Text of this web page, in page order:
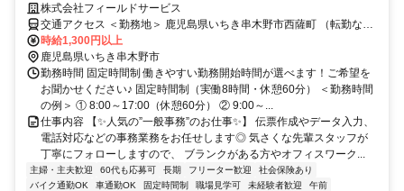
一般事務のお仕事★未経験・ブランクがある方も丁寧なフォローで安心
です！
株式会社フィールドサービス
交通アクセス ＜勤務地＞ 鹿児島県いちき串木野市西薩町 （転勤な
し！地元で長く落ち着いて働けます） ＜交通アクセス＞ ■JR鹿児島
本線「串木野駅」より車で約8～10分 ■JR鹿児島本線「市来駅」より
車で約10～12分 ★マイカー・バイク・自転車通勤OK（駐車場完備）
薩摩川内市エリア（川内駅から車で約25分） 日置市エリア（伊集院
駅から車で約25分）からも通勤しやすく、 無理なくマイカー通勤で
きる好立地！
時給1,300円以上
鹿児島県いちき串木野市
勤務時間 固定時間制 働きやすい勤務開始時間が選べます！ご希望を
お聞かせください♪ 固定時間制（実働8時間・休憩60分） ＜勤務時間
の例＞ ① 8:00～17:00（休憩60分） ② 9:00～...
仕事内容 【✨️人気の”一般事務”のお仕事✨️】 伝票作成やデータ入力、
電話対応などの事務業務をお任せします◎ 気さくな先輩スタッフが
丁寧にフォローしますので、 ブランクがある方やオフィスワーク...
主婦・主夫歓迎 60代も応募可 長期 フリーター歓迎
社会保険あり
バイク通勤OK
車通勤OK 固定時間制 職場見学可 未経験者歓迎
午前